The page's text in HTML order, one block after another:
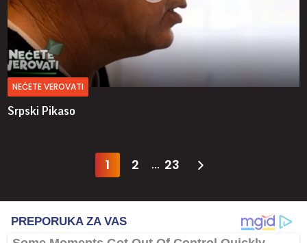
NEĆETE VEROVATI
Srpski Pikaso
1 2 ... 23